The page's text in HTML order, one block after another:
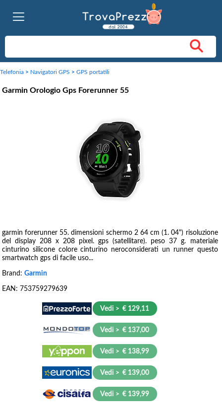
Telefonia > Navigatori GPS > GPS portatili
Garmin Orologio Gps Forerunner 55
garmin forerunner 55. dimensioni schermo 2 64 cm (1. 04") risoluzione
del display 208 x 208 pixel. gps (satellitare). peso 37 g. materiale
cinturino silicone colore cinturino neroconsiderati un runner questo
smartwatch gps di facile uso...
Brand: Garmin
EAN: 753759279639
Vedi > € 129,11
Vedi > € 137,00
Vedi > € 138,99
Vedi > € 139,00
Vedi > € 139,99